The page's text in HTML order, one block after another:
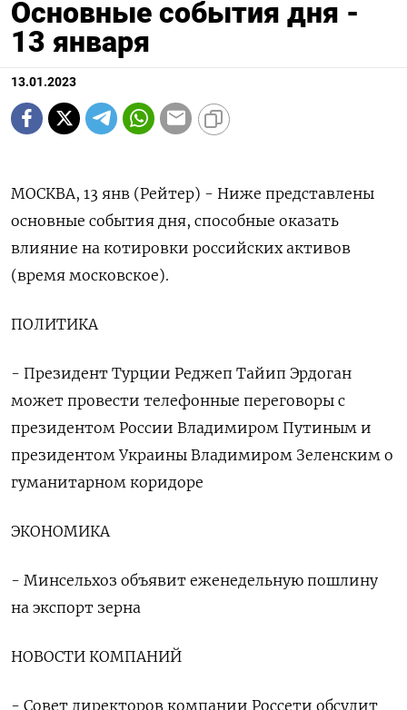
Основные события дня -
13 января
13.01.2023
МОСКВА, 13 янв (Рейтер) - Ниже представлены
основные события дня, способные оказать
влияние на котировки российских активов
(время московское).
ПОЛИТИКА
- Президент Турции Реджеп Тайип Эрдоган
может провести телефонные переговоры с
президентом России Владимиром Путиным и
президентом Украины Владимиром Зеленским о
гуманитарном коридоре
ЭКОНОМИКА
- Минсельхоз объявит еженедельную пошлину
на экспорт зерна
НОВОСТИ КОМПАНИЙ
- Совет директоров компании Россети обсудит